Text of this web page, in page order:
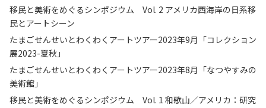
移民と美術をめぐるシンポジウム Vol. 2 アメリカ西海岸の日系移
民とアートシーン
たまごせんせいとわくわくアートツアー2023年9月「コレクション
展2023-夏秋」
たまごせんせいとわくわくアートツアー2023年8月「なつやすみの
美術館」
移民と美術をめぐるシンポジウム Vol. 1 和歌山／アメリカ：研究